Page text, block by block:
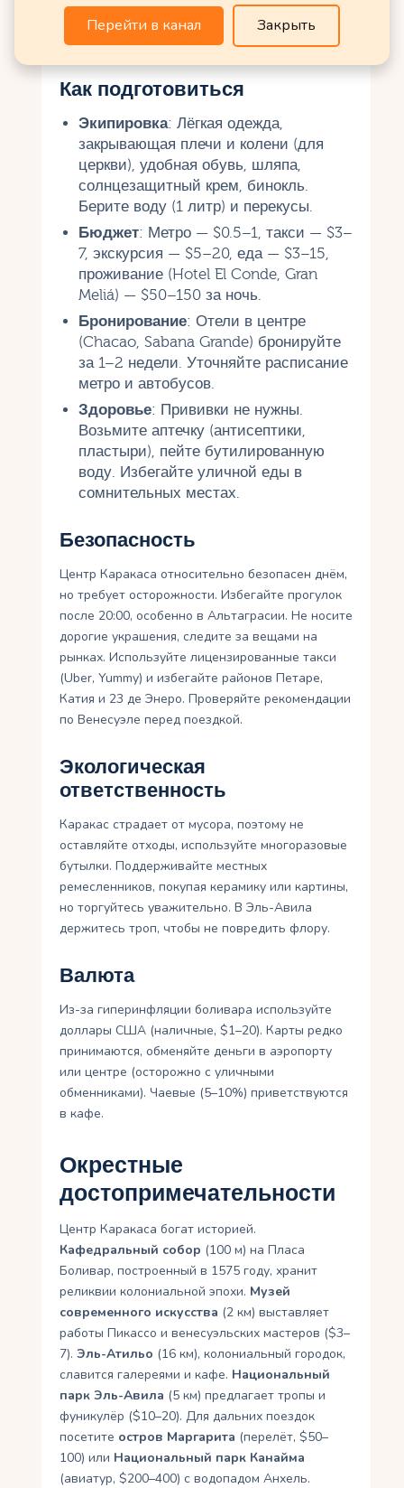
декабрь) требуют бронирования жилья за 1–2
месяца.
Как подготовиться
Экипировка: Лёгкая одежда,
закрывающая плечи и колени (для
церкви), удобная обувь, шляпа,
солнцезащитный крем, бинокль.
Берите воду (1 литр) и перекусы.
Бюджет: Метро — $0.5–1, такси — $3–
7, экскурсия — $5–20, еда — $3–15,
проживание (Hotel El Conde, Gran
Meliá) — $50–150 за ночь.
Бронирование: Отели в центре
(Chacao, Sabana Grande) бронируйте
за 1–2 недели. Уточняйте расписание
метро и автобусов.
Здоровье: Прививки не нужны.
Возьмите аптечку (антисептики,
пластыри), пейте бутилированную
воду. Избегайте уличной еды в
сомнительных местах.
Безопасность
Центр Каракаса относительно безопасен днём,
но требует осторожности. Избегайте прогулок
после 20:00, особенно в Альтаграсии. Не носите
дорогие украшения, следите за вещами на
рынках. Используйте лицензированные такси
(Uber, Yummy) и избегайте районов Петаре,
Катия и 23 де Энеро. Проверяйте рекомендации
по Венесуэле перед поездкой.
Экологическая
ответственность
Каракас страдает от мусора, поэтому не
оставляйте отходы, используйте многоразовые
бутылки. Поддерживайте местных
ремесленников, покупая керамику или картины,
но торгуйтесь уважительно. В Эль-Авила
держитесь троп, чтобы не повредить флору.
Валюта
Из-за гиперинфляции боливара используйте
доллары США (наличные, $1–20). Карты редко
принимаются, обменяйте деньги в аэропорту
или центре (осторожно с уличными
обменниками). Чаевые (5–10%) приветствуются
в кафе.
Окрестные
достопримечательности
Центр Каракаса богат историей.
Кафедральный собор (100 м) на Пласа
Боливар, построенный в 1575 году, хранит
реликвии колониальной эпохи. Музей
современного искусства (2 км) выставляет
работы Пикассо и венесуэльских мастеров ($3–
7).Эль-Атильо (16 км), колониальный городок,
славится галереями и кафе. Национальный
парк Эль-Авила (5 км) предлагает тропы и
фуникулёр ($10–20). Для дальних поездок
посетите остров Маргарита (перелёт, $50–
100) или Национальный парк Канайма
(авиатур, $200–400) с водопадом Анхель.
Перейти в канал Закрыть